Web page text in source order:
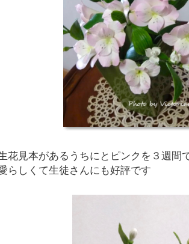
花見本があるうちにとピンクを３週間
らしくて生徒さんにも好評です